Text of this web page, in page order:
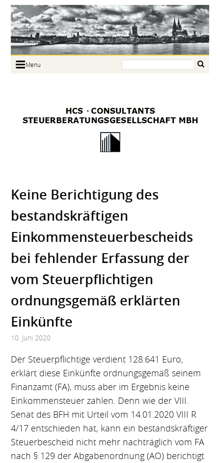
Menu
Links
Keine Berichtigung des
bestandskräftigen
Einkommensteuerbescheids
bei fehlender Erfassung der
vom Steuerpflichtigen
ordnungsgemäß erklärten
Einkünfte
10. Juni 2020
Der Steuerpflichtige verdient 128.641 Euro,
erklärt diese Einkünfte ordnungsgemäß seinem
Finanzamt (FA), muss aber im Ergebnis keine
Einkommensteuer zahlen. Denn wie der VIII.
Senat des BFH mit Urteil vom 14.01.2020 VIII R
4/17 entschieden hat, kann ein bestandskräftiger
Steuerbescheid nicht mehr nachträglich vom FA
nach § 129 der Abgabenordnung (AO) berichtigt